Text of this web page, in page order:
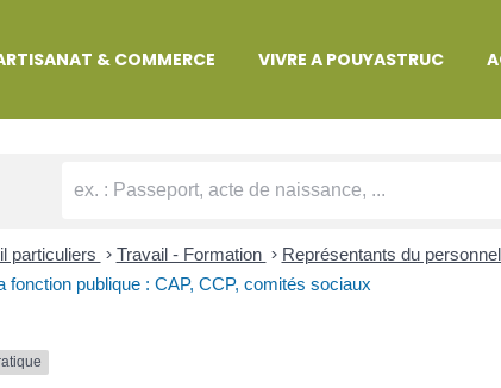
& COMMERCE VIVRE A POUYASTRUC
particuliers > Travail - Formation > Représentants du
fonction publique : CAP, CCP, comités sociaux